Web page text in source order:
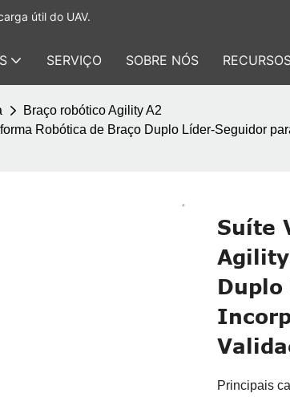
útil do UAV.
SERVIÇO SOBRE NÓS
Braço robótico Agility A2
Robótica de Braço Duplo Líder-Seguidor
Suíte
Principais